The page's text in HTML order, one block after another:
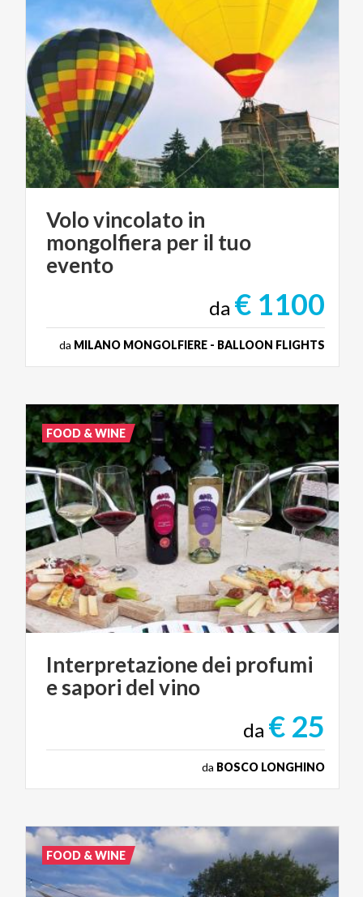
Volo vincolato in
mongolfiera per il tuo
evento
da € 1100
da MILANO MONGOLFIERE - BALLOON FLIGHTS
Interpretazionedei profumi
esapori delvino
da € 25
da BOSCO LONGHINO
FOOD & WINE
FOOD & WINE